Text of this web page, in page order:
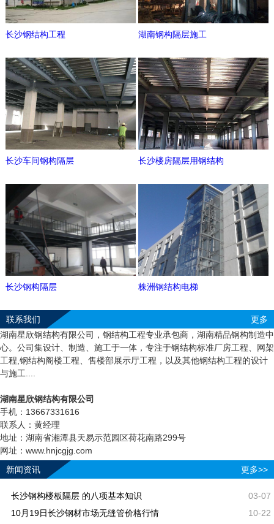
长沙钢结构工程 湖南钢构隔层施工
长沙车间钢构隔层 长沙楼房隔层用钢结构
长沙钢构隔层 株洲钢结构电梯
联系我们
更多
湖南星欣钢结构有限公司，钢结构工程专业承包商，湖南精品钢构制造中
心。公司集设计、制造、施工于一体，专注于钢结构标准厂房工程、网架
工程,钢结构阁楼工程、售楼部展示厅工程，以及其他钢结构工程的设计
与施工....
湖南星欣钢结构有限公司
手机：13667331616
联系人：黄经理
地址：湖南省湘潭县天易示范园区荷花南路299号
网址：www.hnjcgjg.com
新闻资讯
更多>>
长沙钢构楼板隔层 的八项基本知识
03-07
10月19日长沙钢材市场无缝管价格行情
10-22